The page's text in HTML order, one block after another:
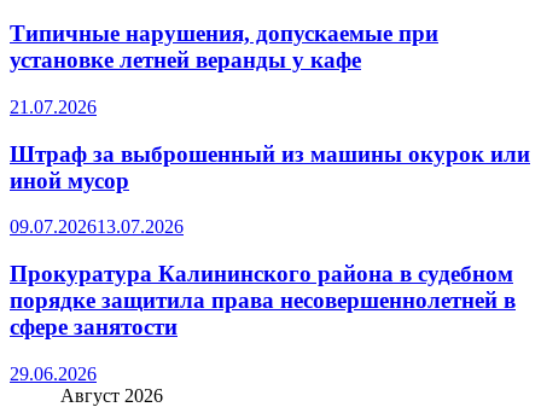
Типичные нарушения, допускаемые при
установке летней веранды у кафе
21.07.2026
Штраф за выброшенный из машины окурок или
иной мусор
09.07.202613.07.2026
Прокуратура Калининского района в судебном
порядке защитила права несовершеннолетней в
сфере занятости
29.06.2026
Август 2026